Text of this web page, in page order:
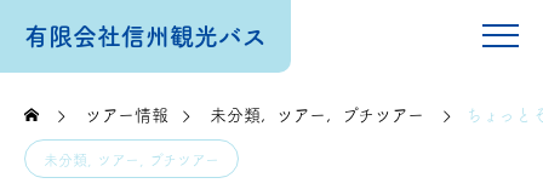
有限会社信州観光バス
ツアー情報 未分類 ツアー プチツアー ちょっと
未分類 ツアー プチツアー